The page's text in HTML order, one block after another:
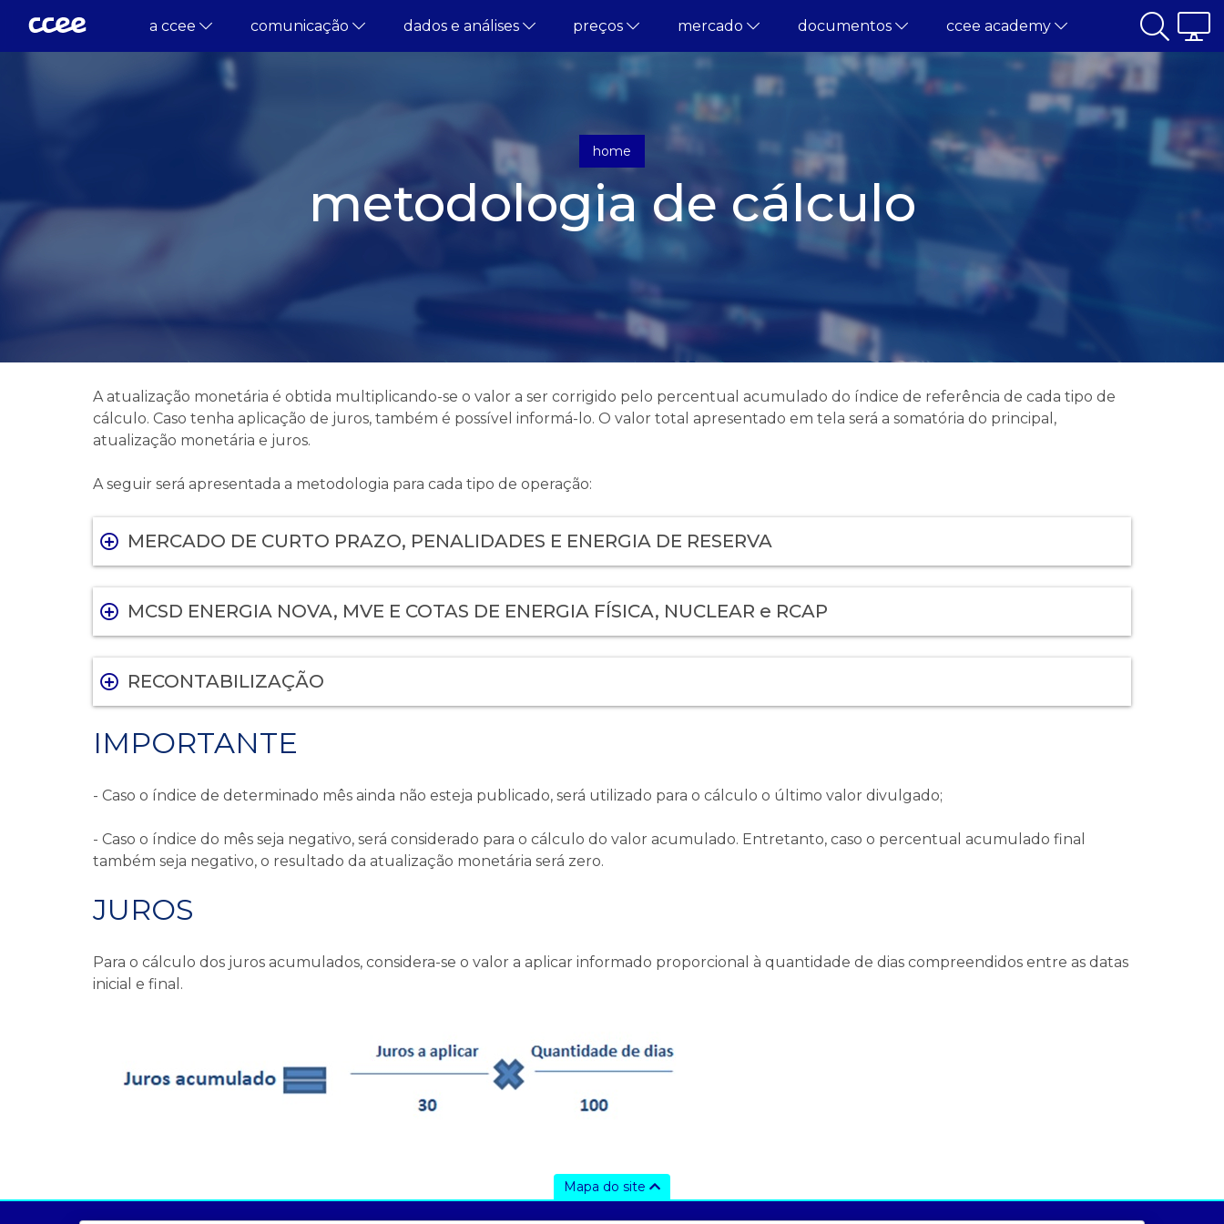
a ccee comunicação dados e análises preços mercado documentos ccee academy
home
metodologia de cálculo
A atualização monetária é obtida multiplicando-se o valor a ser corrigido pelo percentual acumulado do índice de referência de cada tipo de
cálculo. Caso tenha aplicação de juros, também é possível informá-lo. O valor total apresentado em tela será a somatória do principal,
atualização monetária e juros.
A seguir será apresentada a metodologia para cada tipo de operação:
MERCADO DE CURTO PRAZO, PENALIDADES E ENERGIA DE RESERVA
MCSD ENERGIA NOVA, MVE E COTAS DE ENERGIA FÍSICA, NUCLEAR e RCAP
RECONTABILIZAÇÃO
IMPORTANTE
- Caso o índice de determinado mês ainda não esteja publicado, será utilizado para o cálculo o último valor divulgado;
- Caso o índice do mês seja negativo, será considerado para o cálculo do valor acumulado. Entretanto, caso o percentual acumulado final
também seja negativo, o resultado da atualização monetária será zero.
JUROS
Para o cálculo dos juros acumulados, considera-se o valor a aplicar informado proporcional à quantidade de dias compreendidos entre as datas
inicial e final.
Mapa do site